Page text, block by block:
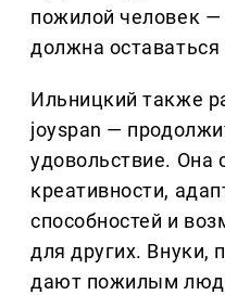
пожилой человек —
должна
Ильницкий также
joyspan —
удовольствие. Она
креативности,
способностей и
для других. Внуки,
дают пожилым